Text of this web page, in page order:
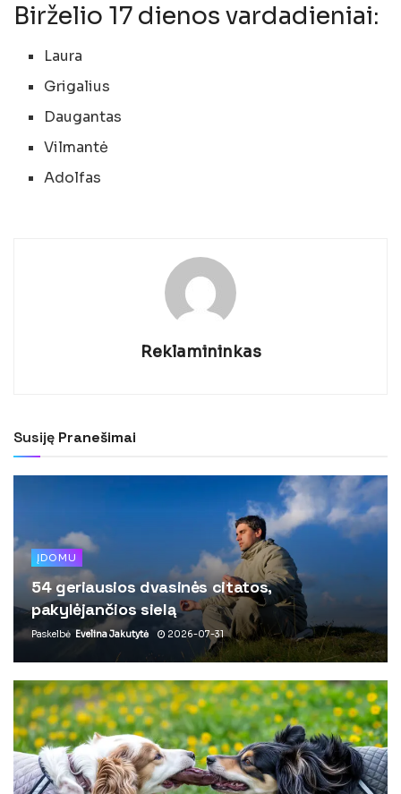
Birželio 17 dienos vardadieniai:
Laura
Grigalius
Daugantas
Vilmantė
Adolfas
Reklamininkas
Susiję Pranešimai
ĮDOMU
54 geriausios dvasinės citatos,
pakylėjančios sielą
Paskelbė Evelina Jakutytė 2026-07-31